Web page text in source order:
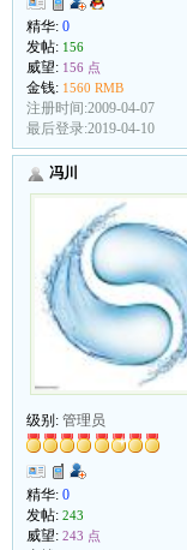
精华: 0
发帖: 156
威望: 156 点
金钱: 1560 RMB
注册时间:2009-04-07
最后登录:2019-04-10
冯川
级别: 管理员
精华: 0
发帖: 243
威望: 243 点